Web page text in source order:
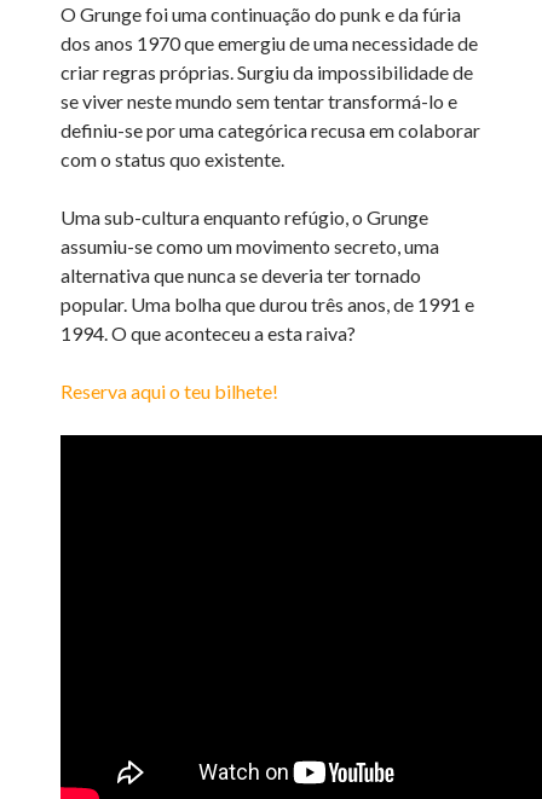
O Grunge foi uma continuação do punk e da fúria
dos anos 1970 que emergiu de uma necessidade de
criar regras próprias. Surgiu da impossibilidade de
se viver neste mundo sem tentar transformá-lo e
definiu-se por uma categórica recusa em colaborar
com o status quo existente.
Uma sub-cultura enquanto refúgio, o Grunge
assumiu-se como um movimento secreto, uma
alternativa que nunca se deveria ter tornado
popular. Uma bolha que durou três anos, de 1991 e
1994. O que aconteceu a esta raiva?
Reserva aqui o teu bilhete!